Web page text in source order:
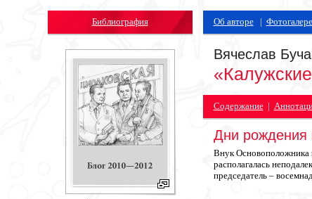
Библиография Об авторе|
Вячеслав
Содержание|
Дни рождения
Внук Основоположника
располагалась
председатель –